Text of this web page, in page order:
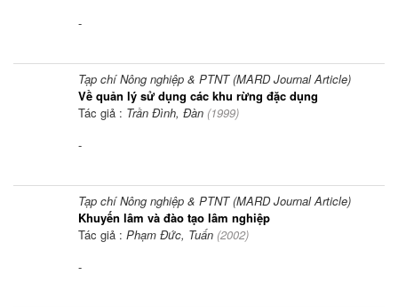
-
Tạp chí Nông nghiệp & PTNT (MARD Journal Article)
Về quản lý sử dụng các khu rừng đặc dụng
Tác giả : Trần Đình, Đàn (1999)
-
Tạp chí Nông nghiệp & PTNT (MARD Journal Article)
Khuyến lâm và đào tạo lâm nghiệp
Tác giả : Phạm Đức, Tuấn (2002)
-